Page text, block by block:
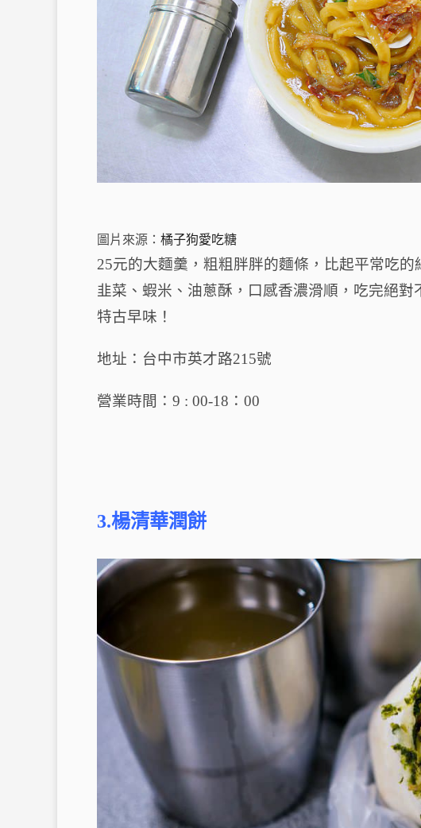
圖片來源： 橘子狗愛吃糖
25元的大麵羹，粗粗胖胖的麵條，比起平常吃
韭菜、蝦米、油蔥酥，口感香濃滑順，吃完絕
特古早味！
地址：台中市英才路215號
營業時間：9 : 00-18：00
3.楊清華潤餅